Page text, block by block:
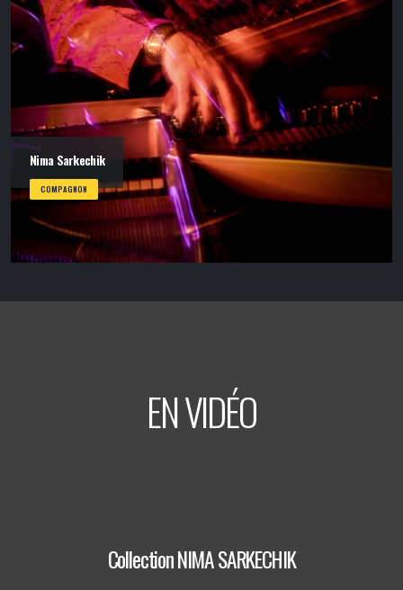
Nima Sarkechik
COMPAGNON
EN VIDÉO
Collection NIMA SARKECHIK